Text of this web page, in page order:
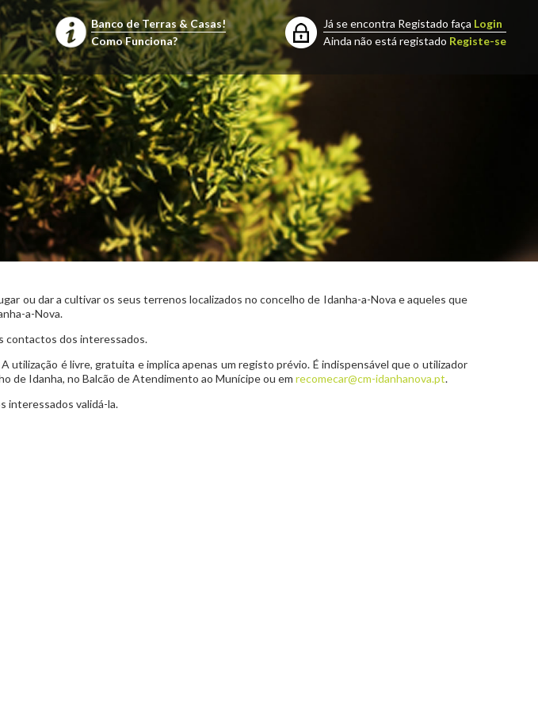
Banco de Terras & Casas!
Como Funciona?
Já se encontra Registado faça Login
Ainda não está registado Registe-se
ou dar a cultivar os seus terrenos localizados no concelho de Idanha-a-Nova e aqueles que
a-Nova.
contactos dos interessados.
utilização é livre, gratuita e implica apenas um registo prévio. É indispensável que o utilizador
de Idanha, no Balcão de Atendimento ao Munícipe ou emrecomecar@cm-idanhanova.pt.
interessados validá-la.